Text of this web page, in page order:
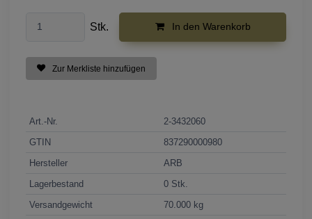
Stk. In den Warenkorb
Zur Merkliste hinzufügen
Art.-Nr.
2-3432060
GTIN
837290000980
Hersteller
ARB
Lagerbestand
0 Stk.
Versandgewicht
70.000 kg